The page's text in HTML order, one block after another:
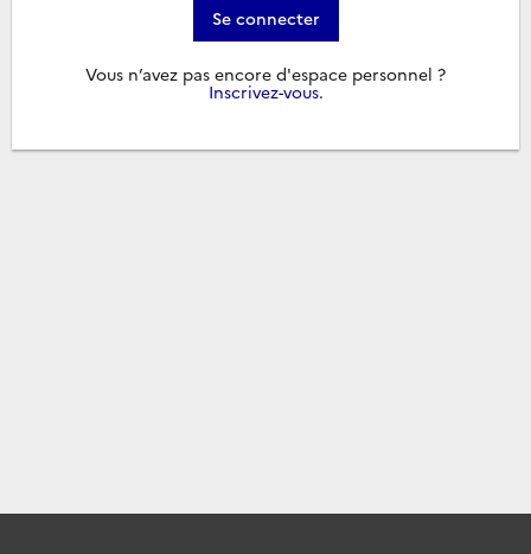
Se connecter
Vous n’avez pas encore d'espace personnel ?
Inscrivez-vous.